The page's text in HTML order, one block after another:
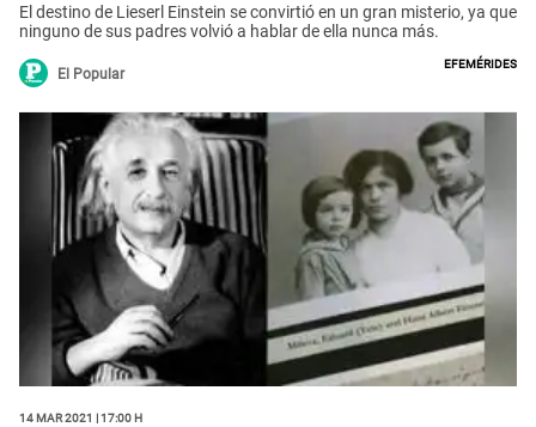
El destino de Lieserl Einstein se convirtió en un gran misterio, ya que
ninguno de sus padres volvió a hablar de ella nunca más.
El Popular
Efemérides
14 Mar 2021 | 17:00 h